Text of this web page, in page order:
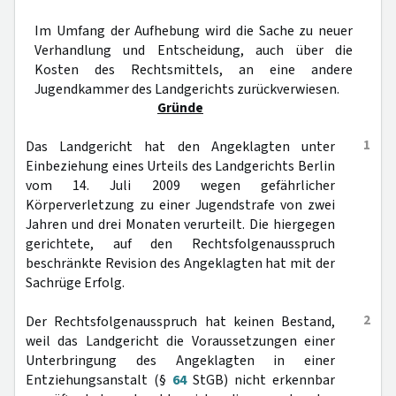
Im Umfang der Aufhebung wird die Sache zu neuer
Verhandlung und Entscheidung, auch über die
Kosten des Rechtsmittels, an eine andere
Jugendkammer des Landgerichts zurückverwiesen.
Gründe
1
Das Landgericht hat den Angeklagten unter
Einbeziehung eines Urteils des Landgerichts Berlin
vom 14. Juli 2009 wegen gefährlicher
Körperverletzung zu einer Jugendstrafe von zwei
Jahren und drei Monaten verurteilt. Die hiergegen
gerichtete, auf den Rechtsfolgenausspruch
beschränkte Revision des Angeklagten hat mit der
Sachrüge Erfolg.
2
Der Rechtsfolgenausspruch hat keinen Bestand,
weil das Landgericht die Voraussetzungen einer
Unterbringung des Angeklagten in einer
Entziehungsanstalt (§ 64StGB) nicht erkennbar